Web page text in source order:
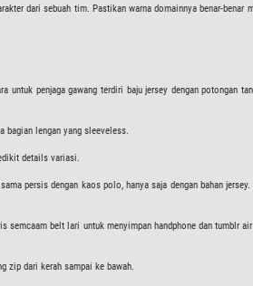
dari sebuah tim. Pastikan warna domainnya benar-benar
penjaga gawang terdiri baju jersey dengan potongan
bagian lengan yang sleeveless.
details variasi.
persis dengan kaos polo, hanya saja dengan bahan
semcaam belt lari untuk menyimpan handphone dan tumblr
zip dari kerah sampai ke bawah.